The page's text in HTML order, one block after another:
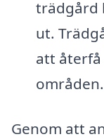
trädgård
ut.
att
områden.
Genom att